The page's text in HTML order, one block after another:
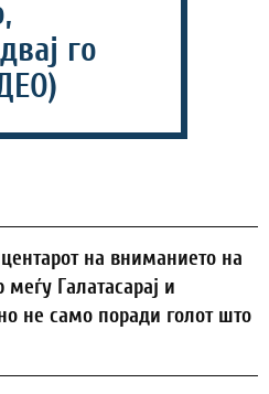
го
на вниманието на
меѓу Галатасарај и
не само поради голот што